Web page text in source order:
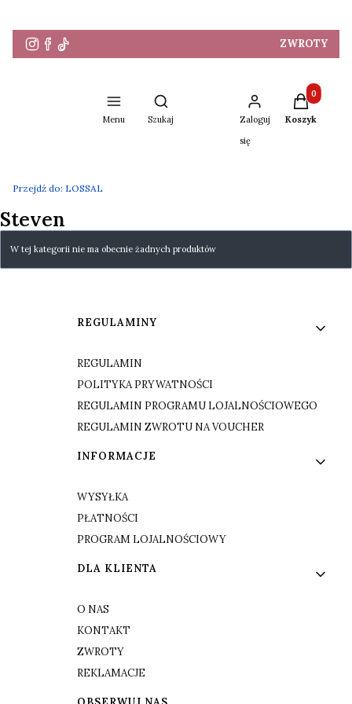
ZWROTY
Menu
Otwórz wyszukiwarkę
Szukaj
Zaloguj
się
Produkty
Koszyk
Przejdź do: LOSSAL
Steven
Lista produktów
W tej kategorii nie ma obecnie żadnych produktów
Linki w stopce
REGULAMINY
REGULAMIN
POLITYKA PRYWATNOŚCI
REGULAMIN PROGRAMU LOJALNOŚCIOWEGO
REGULAMIN ZWROTU NA VOUCHER
INFORMACJE
WYSYŁKA
PŁATNOŚCI
PROGRAM LOJALNOŚCIOWY
DLA KLIENTA
O NAS
KONTAKT
ZWROTY
REKLAMACJE